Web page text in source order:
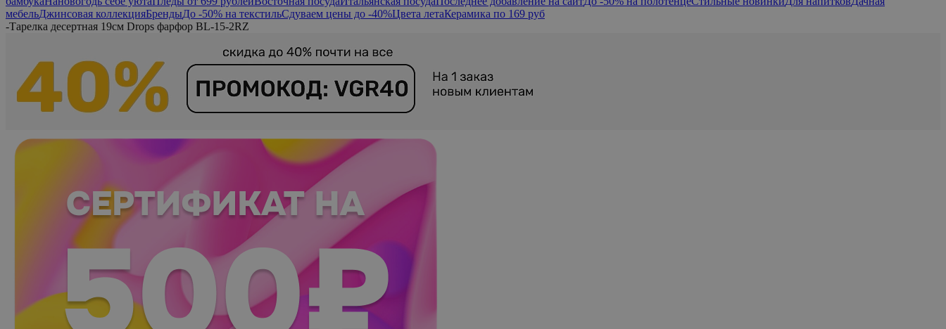
мебельДжинсовая коллекцияБрендыДо -50% на текстильСдуваем цены до -40%Цвета летаКерамика по 169 руб
-Тарелка десертная 19см Drops фарфор BL-15-2RZ